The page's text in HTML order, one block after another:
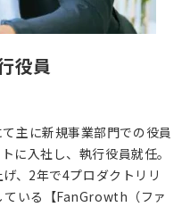
役員
主に新規事業部門での役員
に入社し、執行役員就任。
、2年で4プロダクトリリ
ている【FanGrowth（ファ